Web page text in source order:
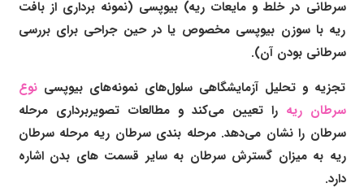
سرطانی در خلط و مایعات ریه) بیوپسی (نمونه برداری از بافت
ریه با سوزن بیوپسی مخصوص یا در حین جراحی برای بررسی
سرطانی بودن آن).
تجزیه و تحلیل آزمایشگاهی سلول‌های نمونه‌های بیوپسینوع
سرطان ریه را تعیین می‌کند و مطالعات تصویربرداری مرحله
سرطان را نشان می‌دهد. مرحله بندی سرطان ریه مرحله سرطان
ریه به میزان گسترش سرطان به سایر قسمت های بدن اشاره
دارد.